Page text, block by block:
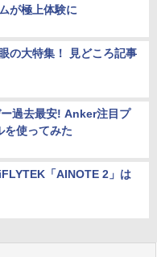
が極上体験に
の大特集！ 見どころ記事
過去最安! Anker注目プ
を使ってみた
「AINOTE 2」は